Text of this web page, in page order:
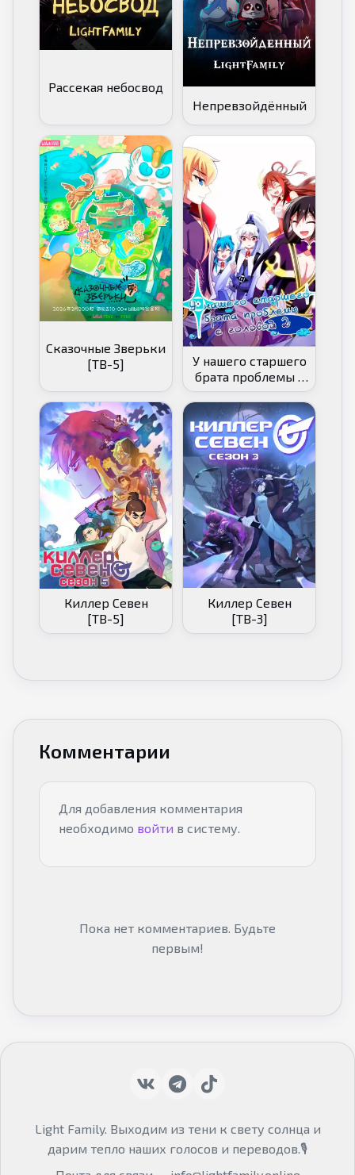
Рассекая небосвод
Непревзойдённый
Сказочные Зверьки
[ТВ-5]
У нашего старшего
брата проблемы с
головой [ТВ-2]
Киллер Севен
[ТВ-5]
Киллер Севен
[ТВ-3]
Комментарии
Для добавления комментария
необходимо войти в систему.
Пока нет комментариев. Будьте
первым!
Light Family. Выходим из тени к свету солнца и
дарим тепло наших голосов и переводов.🎙